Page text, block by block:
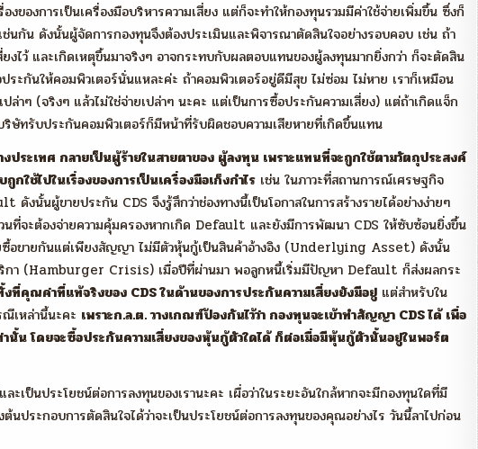
งของการเป็นเครื่องมือบริหารความเสี่ยง แต่ก็จะทำให้กองทุนรวมมีค่าใช้จ่ายเพิ่มขึ้น ซึ่งก็
กัน ดังนั้นผู้จัดการกองทุนจึงต้องประเมินและพิจารณาตัดสินใจอย่างรอบคอบ เช่น ถ้า
ยงไว้ และเกิดเหตุขึ้นมาจริงๆ อาจกระทบกับผลตอบแทนของผู้ลงทุนมากยิ่งกว่า ก็จะตัดสิน
ระกันให้คอมพิวเตอร์นั่นแหละค่ะ ถ้าคอมพิวเตอร์อยู่ดีมีสุข ไม่ซ่อม ไม่หาย เราก็เหมือน
ล่าๆ (จริงๆ แล้วไม่ใช่จ่ายเปล่าๆ นะคะ แต่เป็นการซื้อประกันความเสี่ยง) แต่ถ้าเกิดแจ็ก
ษัทรับประกันคอมพิวเตอร์ก็มีหน้าที่รับผิดชอบความเสียหายที่เกิดขึ้นแทน
ประเทศ กลายเป็นผู้ร้ายในสายตาของ ผู้ลงทุน เพราะแทนที่จะถูกใช้ตามวัตถุประสงค์
ใช้ไปในเรื่องของการเป็นเครื่องมือเก็งกำไร เช่น ในภาวะที่สถานการณ์เศรษฐกิจ
งนั้นผู้ขายประกัน CDS จึงรู้สึกว่าช่องทางนี้เป็นโอกาสในการสร้างรายได้อย่างง่ายๆ
นที่จะต้องจ่ายความคุ้มครองหากเกิด Default และยังมีการพัฒนา CDS ให้ซับซ้อนยิ่งขึ้น
ยซื้อขายกันแต่เพียงสัญญา ไม่มีตัวหุ้นกู้เป็นสินค้าอ้างอิง (Underlying Asset) ดังนั้น
ริกา (Hamburger Crisis) เมื่อปีที่ผ่านมา พอลูกหนี้เริ่มมีปัญหา Default ก็ส่งผลกระ
ที่คุณค่าที่แท้จริงของ CDS ในด้านของการประกันความเสี่ยงยังมีอยู่ แต่สำหรับใน
เหล่านี้นะคะ เพราะก.ล.ต. วางเกณฑ์ป้องกันไว้ว่า กองทุนจะเข้าทำสัญญา CDS ได้ เพื่อ
านั้น โดยจะซื้อประกันความเสี่ยงของหุ้นกู้ตัวใดได้ ก็ต่อเมื่อมีหุ้นกู้ตัวนั้นอยู่ในพอร์ต
ละเป็นประโยชน์ต่อการลงทุนของเรานะคะ เผื่อว่าในระยะอันใกล้หากจะมีกองทุนใดที่มี
นประกอบการตัดสินใจได้ว่าจะเป็นประโยชน์ต่อการลงทุนของคุณอย่างไร วันนี้ลาไปก่อน